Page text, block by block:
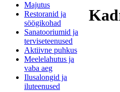
Majutus
Restoranid ja
söögikohad
Sanatooriumid ja
terviseteenused
Aktiivne puhkus
Meelelahutus ja
vaba aeg
Ilusalongid ja
iluteenused